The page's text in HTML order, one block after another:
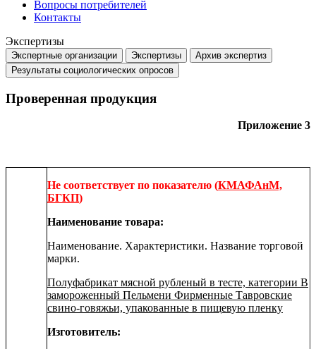
Вопросы потребителей
Контакты
Экспертизы
Экспертные организации Экспертизы
Архив экспертиз
Результаты социологических опросов
Проверенная продукция
Приложение 3
Не соответствует по показателю (КМАФАнМ,
БГКП)
Наименование товара:
Наименование. Характеристики. Название торговой
марки.
Полуфабрикат мясной рубленый в тесте, категории В
замороженный Пельмени Фирменные Тавровские
свино-говяжьи, упакованные в пищевую пленку
Изготовитель: